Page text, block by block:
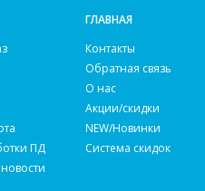
ПД
ГЛАВНАЯ
Контакты
Обратная связь
О нас
Акции/скидки
NEW/Новинки
Система скидок